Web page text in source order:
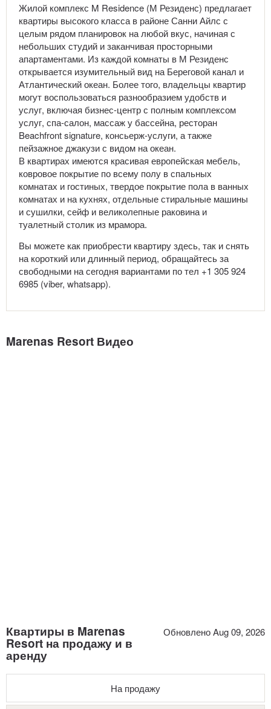
Жилой комплекс M Residence (М Резиденс) предлагает
квартиры высокого класса в районе Санни Айлс с
целым рядом планировок на любой вкус, начиная с
небольших студий и заканчивая просторными
апартаментами. Из каждой комнаты в М Резиденс
открывается изумительный вид на Береговой канал и
Атлантический океан. Более того, владельцы квартир
могут воспользоваться разнообразием удобств и
услуг, включая бизнес-центр с полным комплексом
услуг, спа-салон, массаж у бассейна, ресторан
Beachfront signature, консьерж-услуги, а также
пейзажное джакузи с видом на океан.
В квартирах имеются красивая европейская мебель,
ковровое покрытие по всему полу в спальных
комнатах и гостиных, твердое покрытие пола в ванных
комнатах и на кухнях, отдельные стиральные машины
и сушилки, сейф и великолепные раковина и
туалетный столик из мрамора.
Вы можете как приобрести квартиру здесь, так и снять
на короткий или длинный период, обращайтесь за
свободными на сегодня вариантами по тел +1 305 924
6985 (viber, whatsapp).
Marenas Resort Видео
Обновлено Aug 09, 2026
Квартиры в Marenas
Resort на продажу и в
аренду
На продажу